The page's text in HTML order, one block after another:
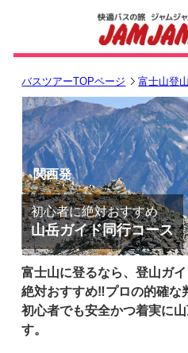
バスツアーTOPページ 富士山登
関西発
初心者に絶対おすすめ
山岳ガイド同行コース
富士山に登るなら、登山ガ
絶対おすすめ‼プロの的確な
初心者でも安全かつ着実に
す。